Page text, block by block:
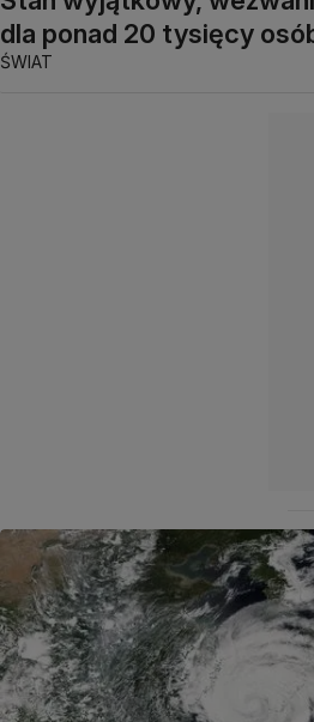
dla ponad 20 tysięcy
ŚWIAT